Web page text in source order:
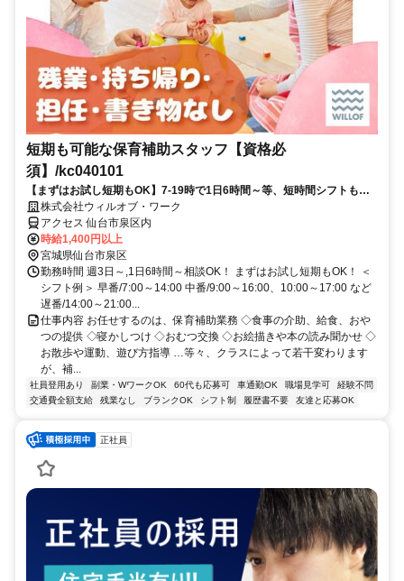
短期も可能な保育補助スタッフ【資格必
須】/kc040101
【まずはお試し短期もOK】7-19時で1日6時間～等、短時間シフトも
OK！【ミドル・シニア応援】
株式会社ウィルオブ・ワーク
アクセス 仙台市泉区内
時給1,400円以上
宮城県仙台市泉区
勤務時間 週3日～,1日6時間～相談OK！ まずはお試し短期もOK！ ＜
シフト例＞ 早番/7:00～14:00 中番/9:00～16:00、10:00～17:00 など
遅番/14:00～21:00...
仕事内容 お任せするのは、保育補助業務 ◇食事の介助、給食、おや
つの提供 ◇寝かしつけ ◇おむつ交換 ◇お絵描きや本の読み聞かせ ◇
お散歩や運動、遊び方指導 …等々、クラスによって若干変わります
が、補...
社員登用あり 副業・WワークOK 60代も応募可 車通勤OK 職場見学可
経験不問
交通費全額支給
残業なし ブランクOK シフト制 履歴書不要 友達と応募OK
正社員